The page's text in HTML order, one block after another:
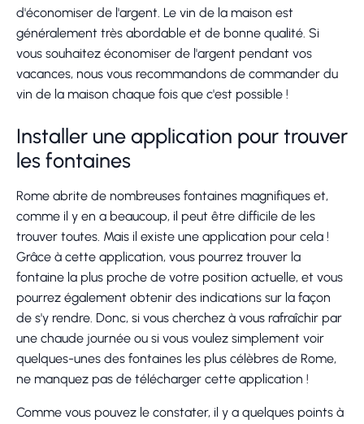
d'économiser de l'argent. Le vin de la maison est
généralement très abordable et de bonne qualité. Si
vous souhaitez économiser de l'argent pendant vos
vacances, nous vous recommandons de commander du
vin de la maison chaque fois que c'est possible !
Installer une application pour trouver
les fontaines
Rome abrite de nombreuses fontaines magnifiques et,
comme il y en a beaucoup, il peut être difficile de les
trouver toutes. Mais il existe une application pour cela !
Grâce à cette application, vous pourrez trouver la
fontaine la plus proche de votre position actuelle, et vous
pourrez également obtenir des indications sur la façon
de s'y rendre. Donc, si vous cherchez à vous rafraîchir par
une chaude journée ou si vous voulez simplement voir
quelques-unes des fontaines les plus célèbres de Rome,
ne manquez pas de télécharger cette application !
Comme vous pouvez le constater, il y a quelques points à